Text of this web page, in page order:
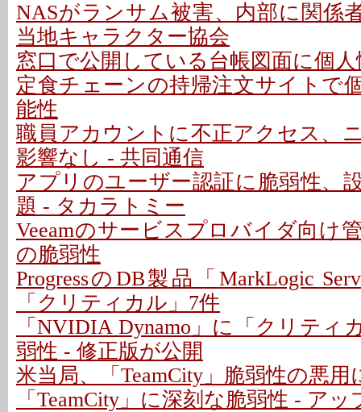
NASがランサム被害、内部に関係
当地キャラクター協会
窓口で公開している台帳図面に個
定食チェーンの持帰注文サイトで
能性
職員アカウントに不正アクセス、
影響なし - 共同通信
アプリのユーザー認証に脆弱性、
題 - タカラトミー
Veeamのサービスプロバイダ向け
の脆弱性
ProgressのDB製品「MarkLogic
「クリティカル」7件
「NVIDIA Dynamo」に「クリティ
弱性 - 修正版が公開
米当局、「TeamCity」脆弱性の悪用
「TeamCity」に深刻な脆弱性 - ア